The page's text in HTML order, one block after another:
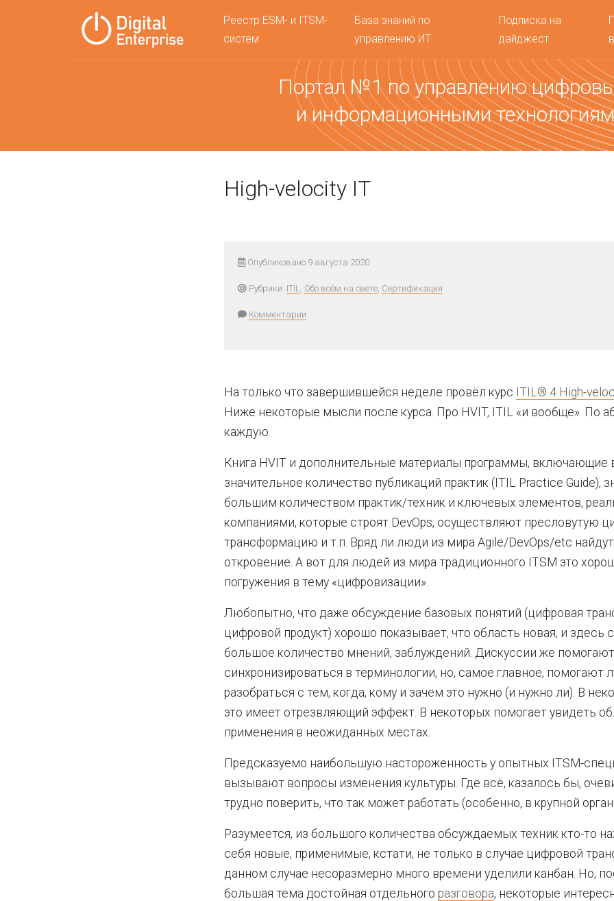
Реестр ESM- и ITSM-
систем
База знаний по
управлению ИТ
Подписка на
дайджест
Портал №1 по управлению
и информационными
High-velocity IT
Опубликовано 9 августа 2020
Рубрики: ITIL, Обо всём на свете, Сертификация
Комментарии
На только что завершившейся неделе провёл курс ITIL® 4 High-
Ниже некоторые мысли после курса. Про HVIT, ITIL «и вообще». По
каждую.
Книга HVIT и дополнительные материалы программы, включающие
значительное количество публикаций практик (ITIL Practice Guide),
большим количеством практик/техник и ключевых элементов,
компаниями, которые строят DevOps, осуществляют пресловутую
трансформацию и т.п. Вряд ли люди из мира Agile/DevOps/etc
откровение. А вот для людей из мира традиционного ITSM это
погружения в тему «цифровизации».
Любопытно, что даже обсуждение базовых понятий (цифровая
цифровой продукт) хорошо показывает, что область новая, и здесь
большое количество мнений, заблуждений. Дискуссии же
синхронизироваться в терминологии, но, самое главное, помогают
разобраться с тем, когда, кому и зачем это нужно (и нужно ли). В
это имеет отрезвляющий эффект. В некоторых помогает увидеть
применения в неожиданных местах.
Предсказуемо наибольшую настороженность у опытных ITSM-
вызывают вопросы изменения культуры. Где всё, казалось бы,
трудно поверить, что так может работать (особенно, в крупной
Разумеется, из большого количества обсуждаемых техник кто-то
себя новые, применимые, кстати, не только в случае цифровой
данном случае несоразмерно много времени уделили канбан. Но,
большая тема достойная отдельного разговора, некоторые